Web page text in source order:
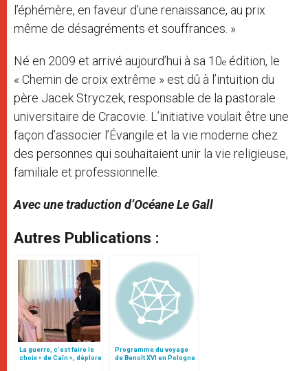
l’éphémère, en faveur d’une renaissance, au prix
même de désagréments et souffrances. »
Né en 2009 et arrivé aujourd’hui à sa 10e édition, le
« Chemin de croix extrême » est dû à l’intuition du
père Jacek Stryczek, responsable de la pastorale
universitaire de Cracovie. L’initiative voulait être une
façon d’associer l’Évangile et la vie moderne chez
des personnes qui souhaitaient unir la vie religieuse,
familiale et professionnelle.
Avec une traduction d’Océane Le Gall
Autres Publications :
La guerre, c’est faire le
choix « de Caïn », déplore
Programme du voyage
de Benoît XVI en Pologne
(25-28 mai)